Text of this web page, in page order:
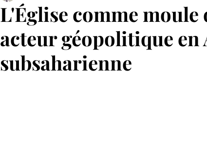
L'Église comme moule
acteur géopolitique
subsaharienne